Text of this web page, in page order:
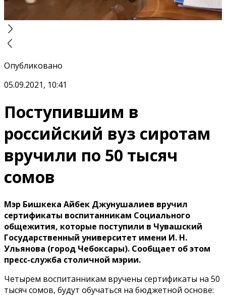
Опубликовано
05.09.2021, 10:41
Поступившим в
российский вуз сиротам
вручили по 50 тысяч
сомов
Мэр Бишкека Айбек Джунушалиев вручил
сертификаты воспитанникам Социального
общежития, которые поступили в Чувашский
Государственный университет имени И. Н.
Ульянова (город Чебоксары). Сообщает об этом
пресс-служба столичной мэрии.
Четырем воспитанникам вручены сертификаты на 50
тысяч сомов, будут обучаться на бюджетной основе: